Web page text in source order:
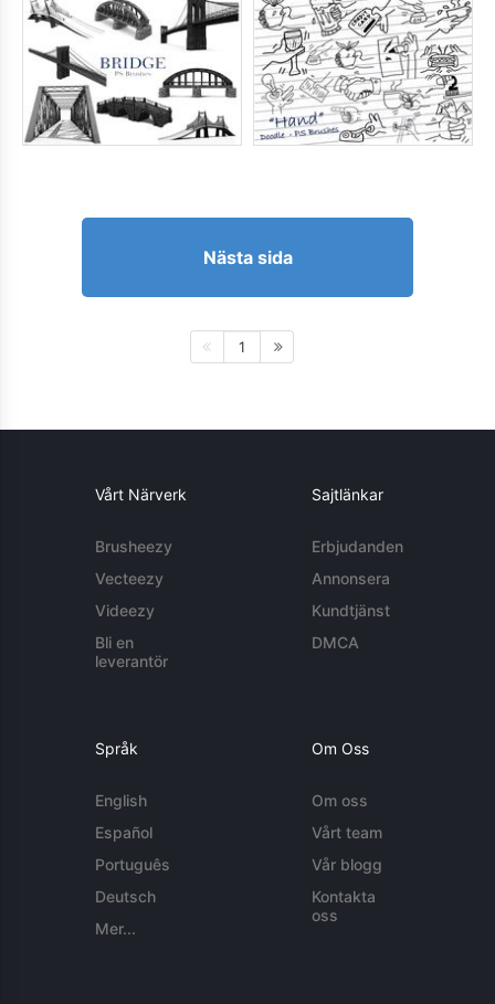
Nästa sida
1
Vårt Närverk
Brusheezy
Vecteezy
Videezy
Bli en
leverantör
Sajtlänkar
Erbjudanden
Annonsera
Kundtjänst
DMCA
Språk
English
Español
Português
Deutsch
Mer...
Om Oss
Om oss
Vårt team
Vår blogg
Kontakta
oss